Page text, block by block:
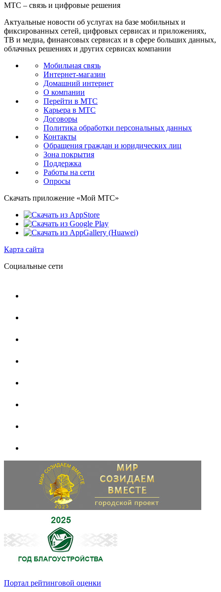
МТС – связь и цифровые решения
Актуальные новости об услугах на базе мобильных и
фиксированных сетей, цифровых сервисах и приложениях,
ТВ и медиа, финансовых сервисах и в сфере больших данных,
облачных решениях и других сервисах компании
Мобильная связь
Интернет-магазин
Домашний интернет
О компании
Перейти в МТС
Карьера в МТС
Договоры
Политика обработки персональных данных
Контакты
Обращения граждан и юридических лиц
Зона покрытия
Поддержка
Работы на сети
Опросы
Скачать приложение «Мой МТС»
Карта сайта
Социальные сети
Портал рейтинговой оценки